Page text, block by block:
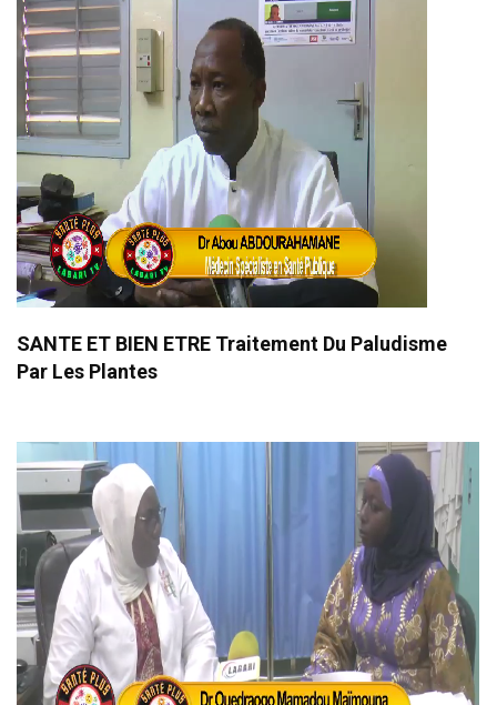
SANTE ET BIEN ETRE Traitement Du Paludisme
Par Les Plantes